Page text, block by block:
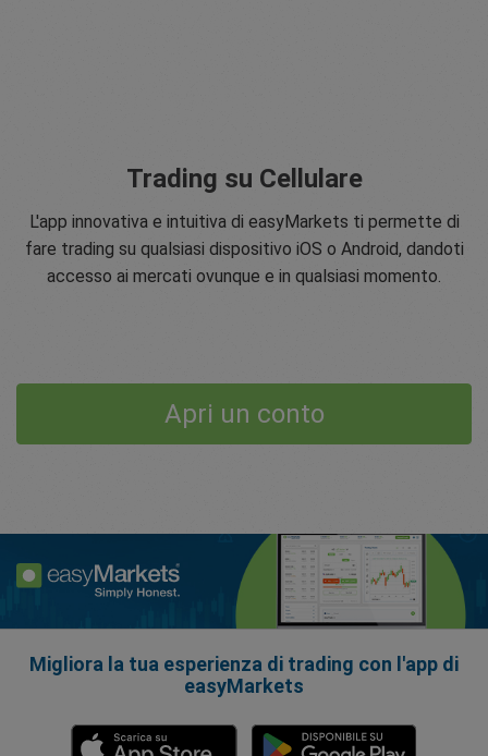
Trading su Cellulare
L'app innovativa e intuitiva di easyMarkets ti permette di
fare trading su qualsiasi dispositivo iOS o Android, dandoti
accesso ai mercati ovunque e in qualsiasi momento.
Apri un conto
Migliora la tua esperienza di trading con l'app di
easyMarkets